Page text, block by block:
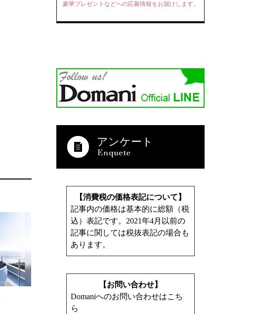
豪華プレゼントなどへの応募情報をお届けします。
アンケート
【消費税の価格表記について】
記事内の価格は基本的に総額（税
込）表記です。2021年4月以前の
記事に関しては税抜表記の場合も
あります。
【お問い合わせ】
Domaniへのお問い合わせはこち
ら